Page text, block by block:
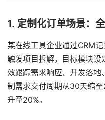
1. 定制化订单场景：
某在线工具企业通过CRM
触发项目拆解，目标模块设
效跟踪需求响应、开发落地
制需求交付周期从30天缩
升至20%。